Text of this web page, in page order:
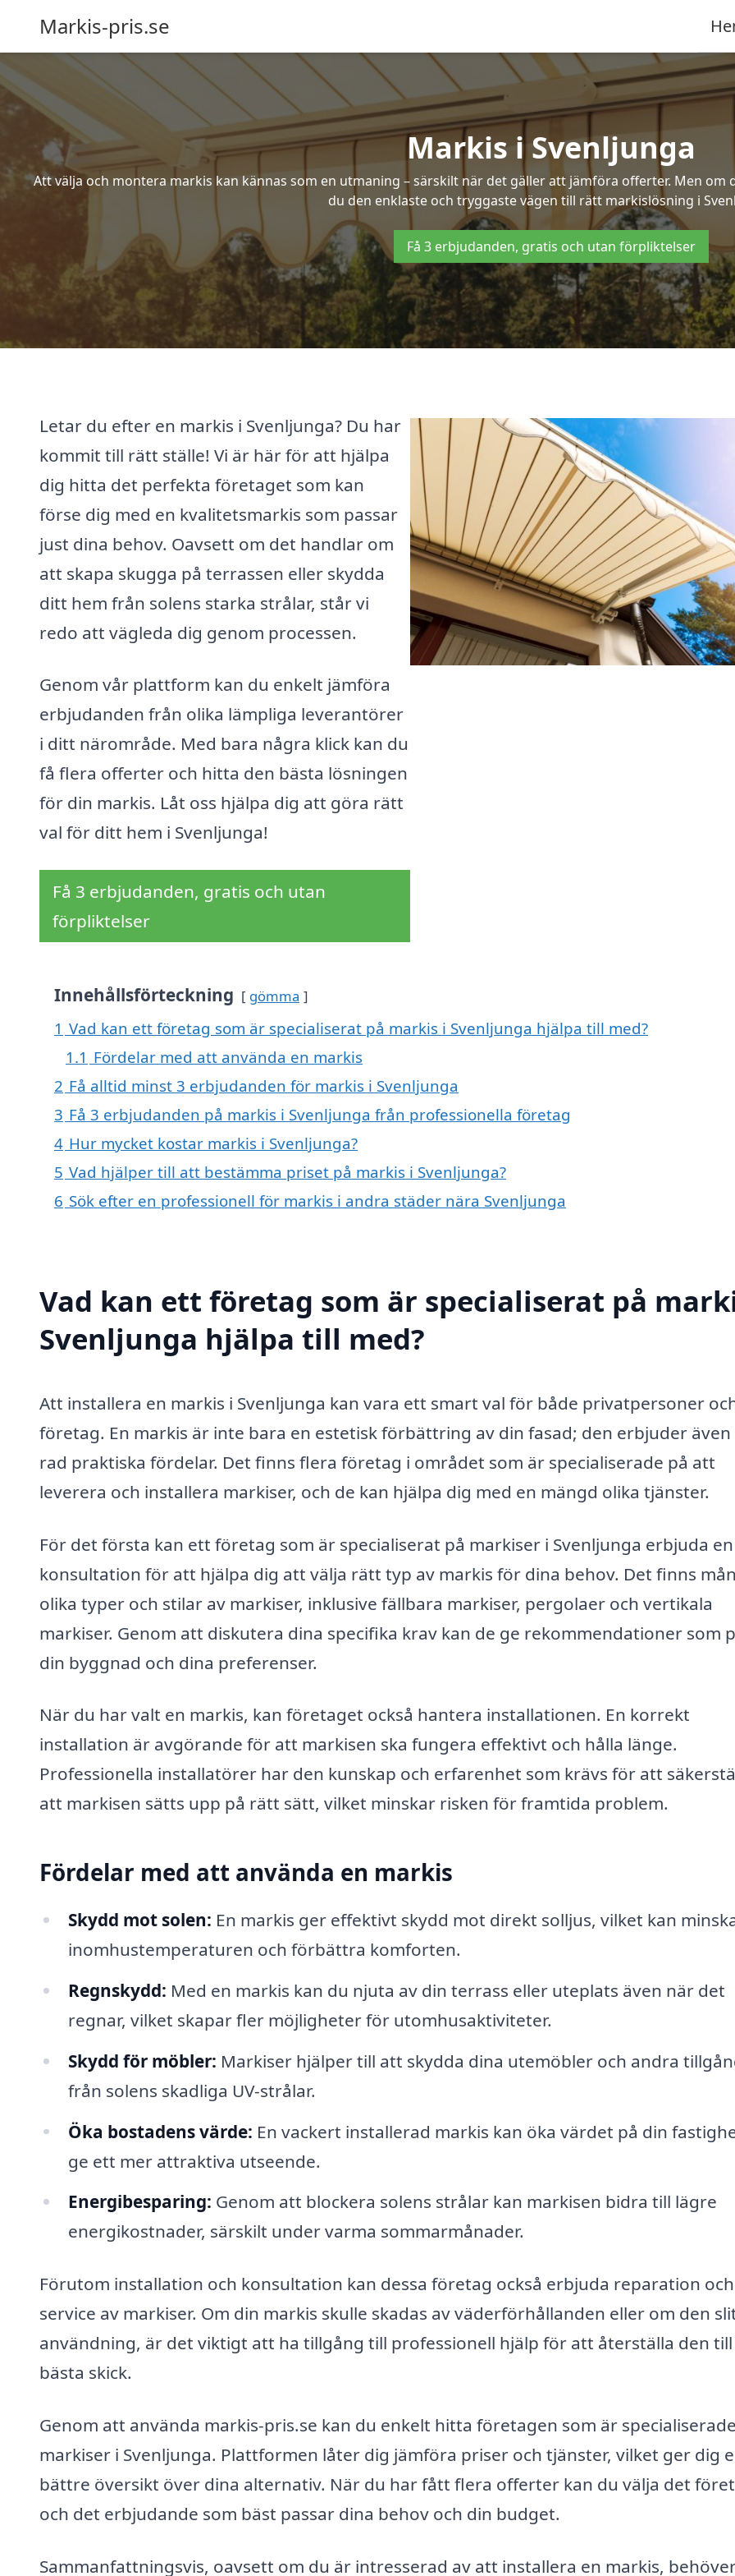
Markis-pris.se
Markis i Svenljunga
Att välja och montera markis kan kännas som en utmaning – särskilt när det gäller att jämföra offerter. Men
du den enklaste och tryggaste vägen till rätt markislösning i
Få 3 erbjudanden, gratis och utan förpliktelser
Letar du efter en markis i Svenljunga? Du har
kommit till rätt ställe! Vi är här för att hjälpa
dig hitta det perfekta företaget som kan
förse dig med en kvalitetsmarkis som passar
just dina behov. Oavsett om det handlar om
att skapa skugga på terrassen eller skydda
ditt hem från solens starka strålar, står vi
redo att vägleda dig genom processen.
Genom vår plattform kan du enkelt jämföra
erbjudanden från olika lämpliga leverantörer
i ditt närområde. Med bara några klick kan du
få flera offerter och hitta den bästa lösningen
för din markis. Låt oss hjälpa dig att göra rätt
val för ditt hem i Svenljunga!
Få 3 erbjudanden, gratis och utan
förpliktelser
Innehållsförteckning gömma
1 Vad kan ett företag som är specialiserat på markis i Svenljunga hjälpa till med?
1.1 Fördelar med att använda en markis
2 Få alltid minst 3 erbjudanden för markis i Svenljunga
3 Få 3 erbjudanden på markis i Svenljunga från professionella företag
4 Hur mycket kostar markis i Svenljunga?
5 Vad hjälper till att bestämma priset på markis i Svenljunga?
6 Sök efter en professionell för markis i andra städer nära Svenljunga
Vad kan ett företag som är specialiserat på
Svenljunga hjälpa till med?
Att installera en markis i Svenljunga kan vara ett smart val för både privatpersoner
företag. En markis är inte bara en estetisk förbättring av din fasad; den erbjuder även
rad praktiska fördelar. Det finns flera företag i området som är specialiserade på att
leverera och installera markiser, och de kan hjälpa dig med en mängd olika tjänster.
För det första kan ett företag som är specialiserat på markiser i Svenljunga erbjuda en
konsultation för att hjälpa dig att välja rätt typ av markis för dina behov. Det finns
olika typer och stilar av markiser, inklusive fällbara markiser, pergolaer och vertikala
markiser. Genom att diskutera dina specifika krav kan de ge rekommendationer som
din byggnad och dina preferenser.
När du har valt en markis, kan företaget också hantera installationen. En korrekt
installation är avgörande för att markisen ska fungera effektivt och hålla länge.
Professionella installatörer har den kunskap och erfarenhet som krävs för att
att markisen sätts upp på rätt sätt, vilket minskar risken för framtida problem.
Fördelar med att använda en markis
Skydd mot solen: En markis ger effektivt skydd mot direkt solljus, vilket kan
inomhustemperaturen och förbättra komforten.
Regnskydd: Med en markis kan du njuta av din terrass eller uteplats även när det
regnar, vilket skapar fler möjligheter för utomhusaktiviteter.
Skydd för möbler: Markiser hjälper till att skydda dina utemöbler och andra
från solens skadliga UV-strålar.
Öka bostadens värde: En vackert installerad markis kan öka värdet på din
ge ett mer attraktiva utseende.
Energibesparing: Genom att blockera solens strålar kan markisen bidra till lägre
energikostnader, särskilt under varma sommarmånader.
Förutom installation och konsultation kan dessa företag också erbjuda reparation och
service av markiser. Om din markis skulle skadas av väderförhållanden eller om den
användning, är det viktigt att ha tillgång till professionell hjälp för att återställa den
bästa skick.
Genom att använda markis-pris.se kan du enkelt hitta företagen som är
markiser i Svenljunga. Plattformen låter dig jämföra priser och tjänster, vilket ger dig
bättre översikt över dina alternativ. När du har fått flera offerter kan du välja det
och det erbjudande som bäst passar dina behov och din budget.
Sammanfattningsvis, oavsett om du är intresserad av att installera en markis,